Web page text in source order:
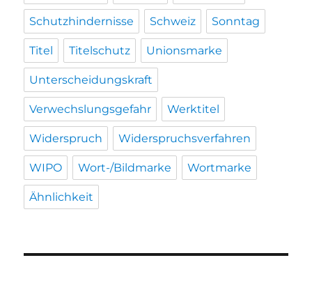
Schutzhindernisse Schweiz Sonntag
Titel Titelschutz Unionsmarke
Unterscheidungskraft
Verwechslungsgefahr Werktitel
Widerspruch Widerspruchsverfahren
WIPO Wort-/Bildmarke Wortmarke
Ähnlichkeit